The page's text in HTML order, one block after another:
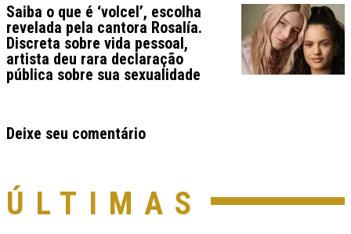
Saiba o que é ‘volcel’, escolha
revelada pela cantora Rosalía.
Discreta sobre vida pessoal,
artista deu rara declaração
pública sobre sua sexualidade
Deixe seu comentário
ÚLTIMAS